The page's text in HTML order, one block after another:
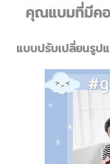
คุณแบมที่มีค
แบบปรับเปลี่ยนรูป